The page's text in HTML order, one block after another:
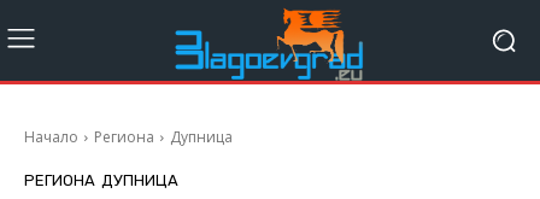
Начало Региона Дупница
РЕГИОНА ДУПНИЦА